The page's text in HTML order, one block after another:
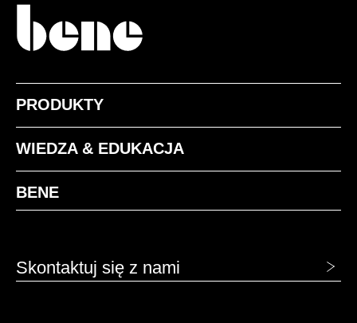
PRODUKTY
WIEDZA & EDUKACJA
BENE
Skontaktuj się z nami